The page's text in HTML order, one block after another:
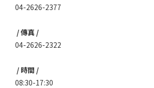
04-2626-2377
/ 傳真 /
04-2626-2322
/ 時間 /
08:30-17:30